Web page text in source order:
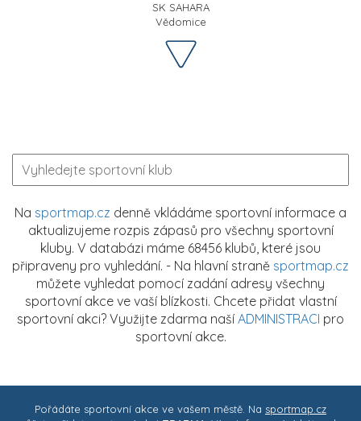
SK SAHARA
Vědomice
Na sportmap.cz denně vkládáme sportovní informace a
aktualizujeme rozpis zápasů pro všechny sportovní
kluby. V databázi máme 68456 klubů, které jsou
připraveny pro vyhledání. - Na hlavní straně sportmap.cz
můžete vyhledat pomocí zadání adresy všechny
sportovní akce ve vaší blízkosti. Chcete přidat vlastní
sportovní akci? Využijte zdarma naší ADMINISTRACI pro
sportovní akce.
Pořádáte sportovní akce ve vašem městě. Na sportmap.cz